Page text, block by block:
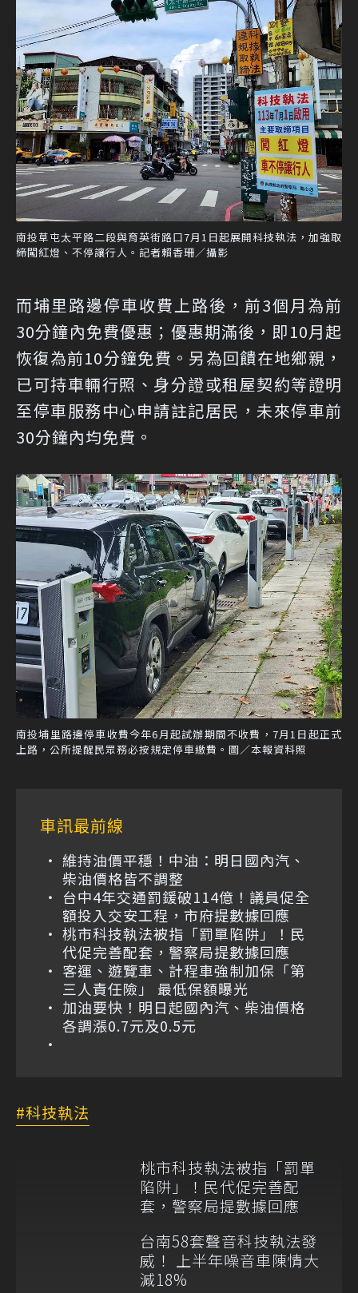
南投草屯太平路二段與育英街路口7月1日起展開科技執法，加強取
締闖紅燈、不停讓行人。記者賴香珊／攝影
而埔里路邊停車收費上路後，前3個月為前
30分鐘內免費優惠；優惠期滿後，即10月起
恢復為前10分鐘免費。另為回饋在地鄉親，
已可持車輛行照、身分證或租屋契約等證明
至停車服務中心申請註記居民，未來停車前
30分鐘內均免費。
南投埔里路邊停車收費今年6月起試辦期間不收費，7月1日起正式
上路，公所提醒民眾務必按規定停車繳費。圖／本報資料照
車訊最前線
維持油價平穩！中油：明日國內汽、
柴油價格皆不調整
台中4年交通罰鍰破114億！議員促全
額投入交安工程，市府提數據回應
桃市科技執法被指「罰單陷阱」！民
代促完善配套，警察局提數據回應
客運、遊覽車、計程車強制加保「第
三人責任險」 最低保額曝光
加油要快！明日起國內汽、柴油價格
各調漲0.7元及0.5元
科技執法
桃市科技執法被指「罰單
陷阱」！民代促完善配
套，警察局提數據回應
台南58套聲音科技執法發
威！ 上半年噪音車陳情大
減18%